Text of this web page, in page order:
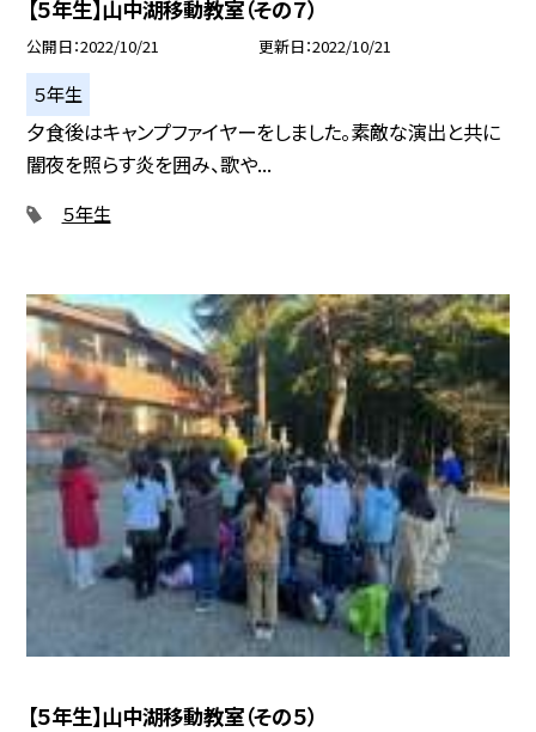
【５年生】山中湖移動教室（その７）
公開日 2022/10/21 更新日 2022/10/21
５年生
夕食後はキャンプファイヤーをしました。素敵な演出と共に
闇夜を照らす炎を囲み、歌や...
５年生
【５年生】山中湖移動教室（その５）